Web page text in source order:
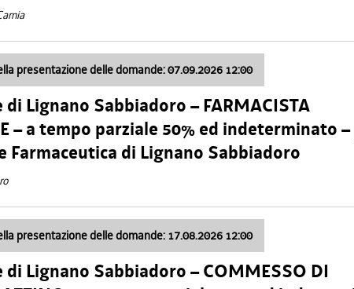
presentazione delle domande: 07.09.2026 12:00
Lignano Sabbiadoro – FARMACISTA
– a tempo parziale 50% ed indeterminato
Farmaceutica di Lignano Sabbiadoro
presentazione delle domande: 17.08.2026 12:00
di Lignano Sabbiadoro – COMMESSO DI